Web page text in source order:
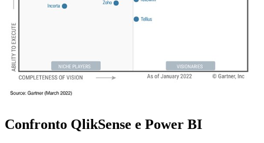
Confronto QlikSense e Power BI